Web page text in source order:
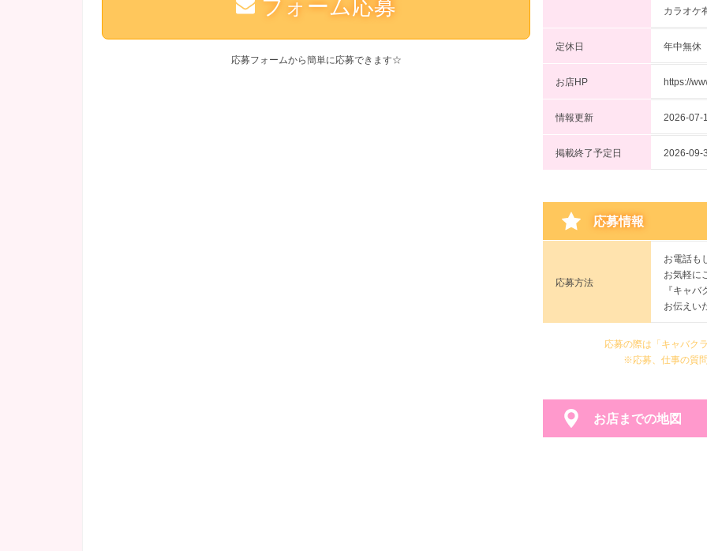
フォーム応募
応募フォームから簡単に応募できます☆
カラオケ
定休日 年中無休
お店HP https://
情報更新 2026-07-
掲載終了予定日 2026-09-
応募情報
応募方法
お電話も
お気軽に
『キャ
お伝えい
応募の際は「キャバク
※応募、仕事の質
お店までの地図